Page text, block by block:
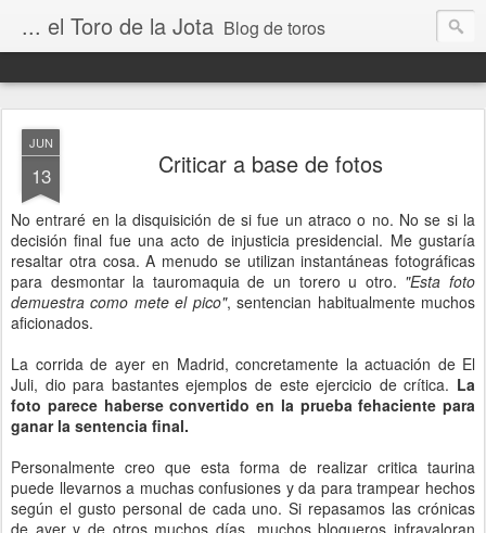
... el Toro de la Jota Blog de toros
JUN
13 Criticar a base de fotos
No entraré en la disquisición de si fue un atraco o no. No se si la
decisión final fue una acto de injusticia presidencial. Me gustaría
resaltar otra cosa. A menudo se utilizan instantáneas fotográficas
para desmontar la tauromaquia de un torero u otro. "Esta foto
demuestra como mete el pico", sentencian habitualmente muchos
aficionados.
La corrida de ayer en Madrid, concretamente la actuación de El
Juli, dio para bastantes ejemplos de este ejercicio de crítica. La
foto parece haberse convertido en la prueba fehaciente para
ganar la sentencia final.
Personalmente creo que esta forma de realizar critica taurina
puede llevarnos a muchas confusiones y da para trampear hechos
según el gusto personal de cada uno. Si repasamos las crónicas
de ayer y de otros muchos días, muchos blogueros infravaloran